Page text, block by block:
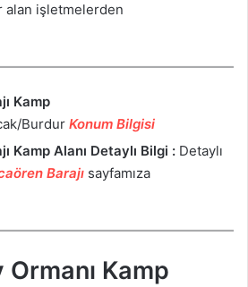
alan işletmelerden
Kamp
Burdur Konum Bilgisi
Kamp Alanı Detaylı Bilgi : Detaylı
Barajı sayfamıza
Kamp